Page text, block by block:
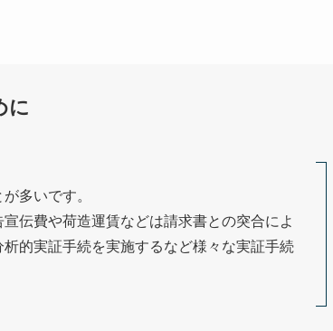
に
多いです。
伝費や荷造運賃などは請求書との突合によ
的実証手続を実施するなど様々な実証手続